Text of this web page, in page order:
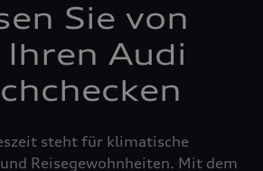
Sie von
Ihren Audi
steht für klimatische
Reisegewohnheiten. Mit dem